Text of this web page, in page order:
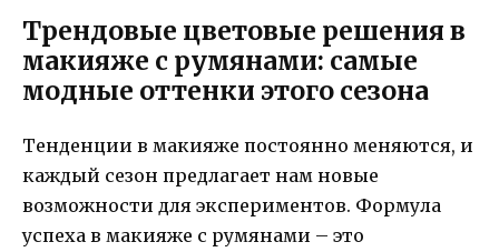
Трендовые цветовые решения в
макияже с румянами: самые
модные оттенки этого сезона
Тенденции в макияже постоянно меняются, и
каждый сезон предлагает нам новые
возможности для экспериментов. Формула
успеха в макияже с румянами – это